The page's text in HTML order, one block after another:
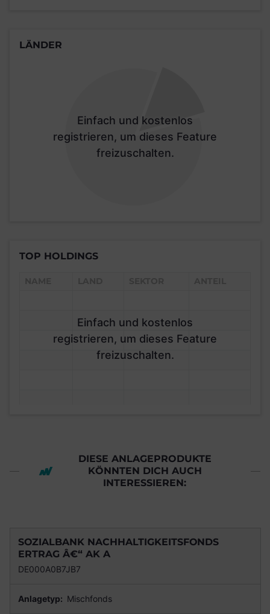
LÄNDER
Einfach und kostenlos
registrieren, um dieses Feature
freizuschalten.
TOP HOLDINGS
Einfach und kostenlos
registrieren, um dieses Feature
freizuschalten.
DIESE ANLAGEPRODUKTE
KÖNNTEN DICH AUCH
INTERESSIEREN:
SOZIALBANK NACHHALTIGKEITSFONDS
ERTRAG Â€“ AK A
DE000A0B7JB7
Anlagetyp: Mischfonds